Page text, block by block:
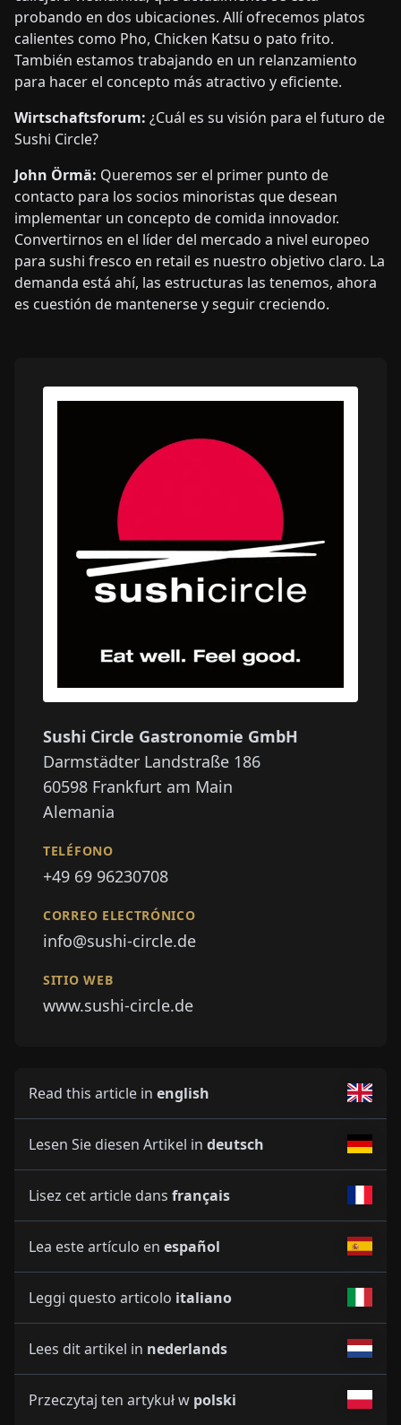
probando en dos ubicaciones. Allí ofrecemos platos
calientes como Pho, Chicken Katsu o pato frito.
También estamos trabajando en un relanzamiento
para hacer el concepto más atractivo y eficiente.
Wirtschaftsforum: ¿Cuál es su visión para el futuro de
Sushi Circle?
John Örmä: Queremos ser el primer punto de
contacto para los socios minoristas que desean
implementar un concepto de comida innovador.
Convertirnos en el líder del mercado a nivel europeo
para sushi fresco en retail es nuestro objetivo claro. La
demanda está ahí, las estructuras las tenemos, ahora
es cuestión de mantenerse y seguir creciendo.
Sushi Circle Gastronomie GmbH
Darmstädter Landstraße 186
60598 Frankfurt am Main
Alemania
TELÉFONO
+49 69 96230708
CORREO ELECTRÓNICO
info@sushi-circle.de
SITIO WEB
www.sushi-circle.de
Read this article in english
Lesen Sie diesen Artikel in deutsch
Lisez cet article dans français
Lea este artículo en español
Leggi questo articolo italiano
Lees dit artikel in nederlands
Przeczytaj ten artykuł w polski